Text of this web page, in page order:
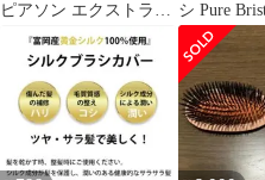
ピアソン エクストラス
モールブリッスル
シ Pure